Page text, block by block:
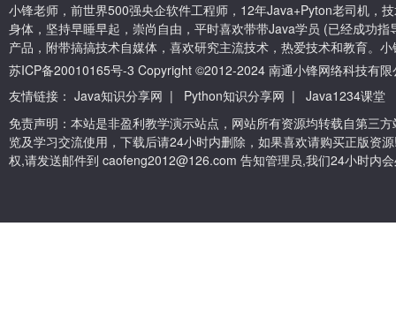
小锋老师，前世界500强央企软件工程师，12年Java+Pyton老司机，
身体，坚持早睡早起，崇尚自由，平时喜欢带带Java学员 (已经成功
产品，附带搞搞技术自媒体，喜欢研究主流技术，热爱技术和教育。
苏ICP备20010165号-3 Copyright ©2012-2024 南通小锋网络科技有限
友情链接： Java知识分享网 | Python知识分享网 |
Java1234课堂
免责声明：本站是非盈利教学演示站点，网站所有资源均转载自第三
览及学习交流使用，下载后请24小时内删除，如果喜欢请购买正版资
权,请发送邮件到 caofeng2012@126.com 告知管理员,我们24小时内